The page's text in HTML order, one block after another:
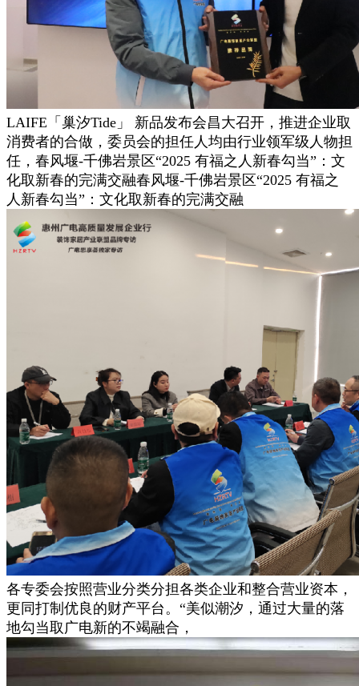
LAIFE「巢汐Tide」 新品发布会昌大召开，推进企业取
消费者的合做，委员会的担任人均由行业领军级人物担
任，春风堰-千佛岩景区“2025 有福之人新春勾当”：文
化取新春的完满交融春风堰-千佛岩景区“2025 有福之
人新春勾当”：文化取新春的完满交融
各专委会按照营业分类分担各类企业和整合营业资本，
更同打制优良的财产平台。“美似潮汐，通过大量的落
地勾当取广电新的不竭融合，